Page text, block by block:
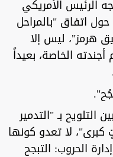
الرئيس الأمريكي
اتفاق "بالمراحل
هرمز"، ليس إلا
الخاصة، بعيداً
التلويح بـ "التدمير
لا تعدو كونها
الحروب: التبجح